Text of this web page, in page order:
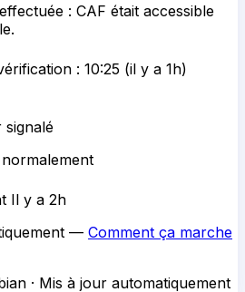
: CAF était accessible
: 10:25 (il y a 1h)
signalé
Il y a 2h
— Comment ça marche
· Mis à jour automatiquement